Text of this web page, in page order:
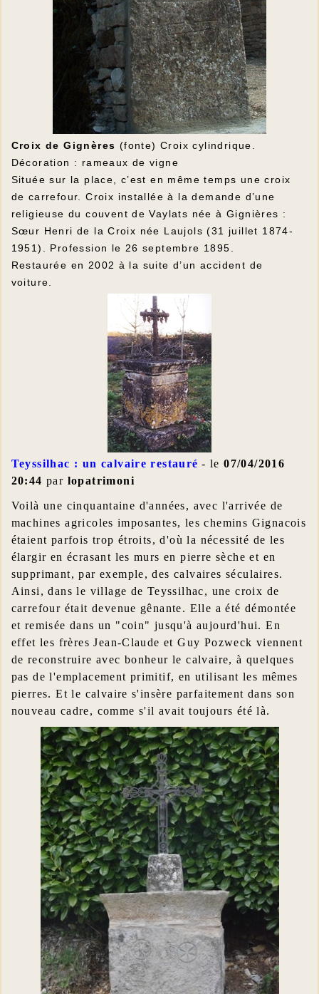
Croix de Gignères (fonte) Croix cylindrique.
Décoration : rameaux de vigne
Située sur la place, c’est en même temps une croix
de carrefour. Croix installée à la demande d’une
religieuse du couvent de Vaylats née à Gignières :
Sœur Henri de la Croix née Laujols (31 juillet 1874-
1951). Profession le 26 septembre 1895.
Restaurée en 2002 à la suite d’un accident de
voiture.
Teyssilhac : un calvaire restauré - le07/04/2016
20:44 par lopatrimoni
Voilà une cinquantaine d'années, avec l'arrivée de
machines agricoles imposantes, les chemins Gignacois
étaient parfois trop étroits, d'où la nécessité de les
élargir en écrasant les murs en pierre sèche et en
supprimant, par exemple, des calvaires séculaires.
Ainsi, dans le village de Teyssilhac, une croix de
carrefour était devenue gênante. Elle a été démontée
et remisée dans un "coin" jusqu'à aujourd'hui. En
effet les frères Jean-Claude et Guy Pozweck viennent
de reconstruire avec bonheur le calvaire, à quelques
pas de l'emplacement primitif, en utilisant les mêmes
pierres. Et le calvaire s'insère parfaitement dans son
nouveau cadre, comme s'il avait toujours été là.